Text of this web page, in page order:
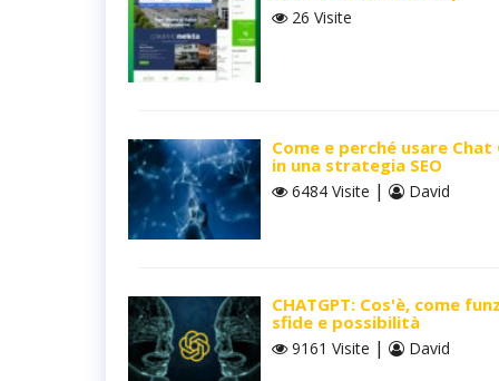
26 Visite
Come e perché usare Chat
in una strategia SEO
6484 Visite | David
CHATGPT: Cos'è, come
sfide e possibilità
9161 Visite | David